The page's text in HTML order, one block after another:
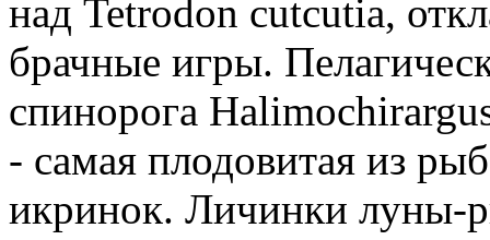
над Tetrodon cutcutia,
брачные игры.
спинорога
- самая плодовитая из
икринок. Личинки луны-